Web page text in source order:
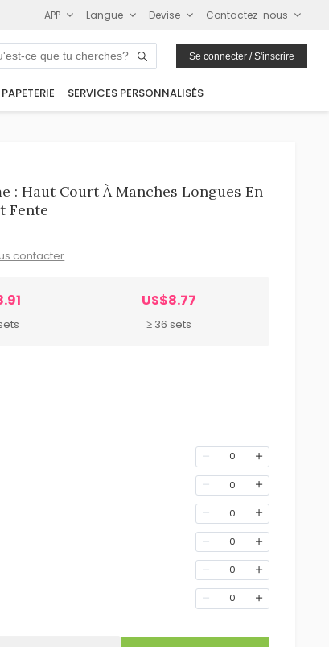
APP Langue Devise Contactez-nous
Se connecter / S'inscrire
PAPETERIE SERVICES PERSONNALISÉS
: Haut Court À Manches Longues En
Fente
contacter
US$8.77
≥ 36 sets
0
0
0
0
0
0